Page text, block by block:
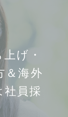
げ・
＆海外
員採